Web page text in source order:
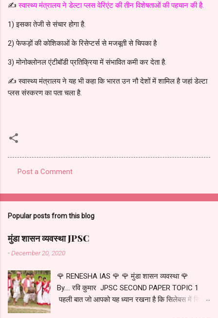
✍️स्वास्थ्य मंत्रालय ने डेल्टा प्लस वेरिएंट की तीन विशेषताओं की पहचान की है.
1) इसका तेजी से संचार होगा है.
2) फेफड़ों की कोशिकाओं के रिसेप्टर्स से मजबूती से चिपका है
3) मोनोक्लोनल एंटीबॉडी प्रतिक्रिया में संभावित कमी कर देता है.
✍️ स्वास्थ्य मंत्रालय ने यह भी कहा कि भारत उन नौ देशों में शामिल है जहां डेल्टा
प्लस संस्करण का पता चला है.
o
e
s
Post a Comment
Popular posts from this blog
मुंडा शासन व्यवस्था JPSC
-December 20, 2020
🌹 RENESHA IAS 🌹 🌹 मुंडा शासन व्यवस्था 🌹
By.... रवि कुमार JPSC SECOND PAPER TOPIC 1
पहली बात जो आपको यह ध्यान रखना है कि सिलेबस में सिर्फ